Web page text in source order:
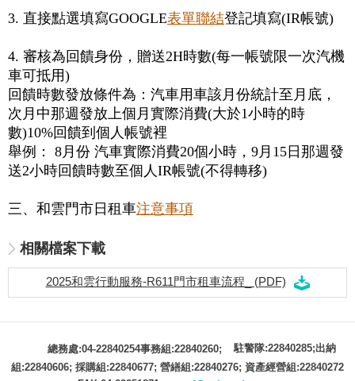
3. 直接點選填寫GOOGLE表單聯結登記填寫(IR帳號)
4. 審核為回饋身份，贈送2H時數(每一帳號限一次汽機
車可抵用)
回饋時數發放條件為：汽車用車該月份統計至月底，
次月中那週發放上個月實際消費(大於1小時的時
數)10%回饋到個人帳號裡
舉例： 8月份 汽車實際消費20個小時，9月15日那週發
送2小時回饋時數至個人IR帳號(不得轉移)
三、和雲門市日租車注意事項
相關檔案下載
2025和雲行動服務-R611門市租車流程_ (PDF)
總務處:04-22840254事務組:22840260;
駐警隊:22840285;出納
組:22840606; 採購組:22840677; 營繕組:22840276; 資產經營組:22840272